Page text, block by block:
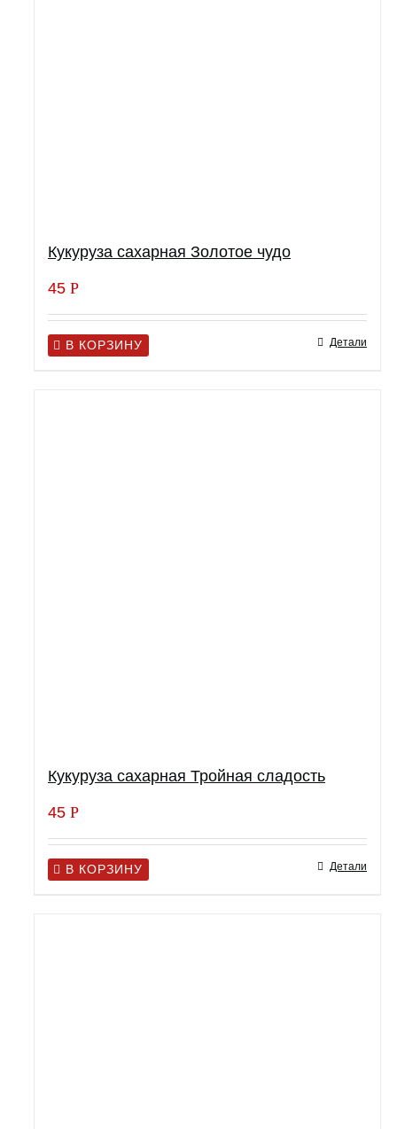
Кукуруза сахарная Золотое чудо
45 Р
В КОРЗИНУ Детали
Кукуруза сахарная Тройная сладость
45 Р
В КОРЗИНУ Детали